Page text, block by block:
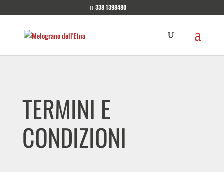
338 1398480
TERMINI E
CONDIZIONI